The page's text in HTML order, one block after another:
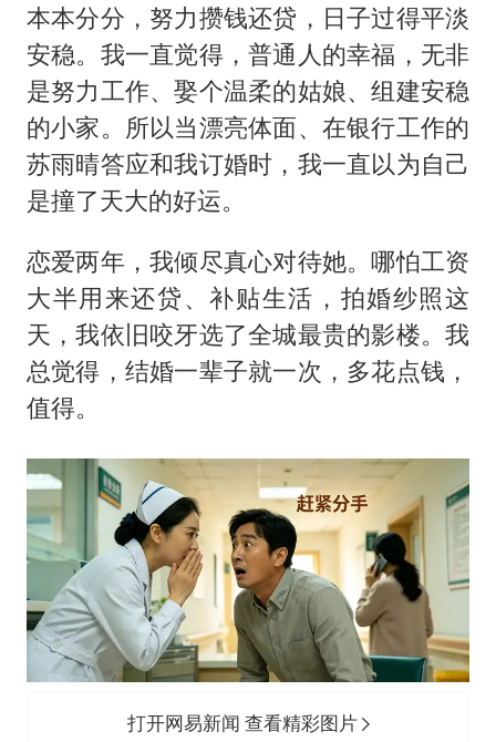
商场现钱学森巨幅海报 负责人回应
36岁男演员成景区NPC后人气爆棚
全民健身事业高质量发展
台当局重金为“台独”织“皇帝新衣”
夏日经济乘“热”而上 消费市场向“新”而行
乐享全民健身 共筑健康中国
本本分分，努力攒钱还贷，日子过得平淡
安稳。我一直觉得，普通人的幸福，无非
是努力工作、娶个温柔的姑娘、组建安稳
的小家。所以当漂亮体面、在银行工作的
苏雨晴答应和我订婚时，我一直以为自己
是撞了天大的好运。
恋爱两年，我倾尽真心对待她。哪怕工资
大半用来还贷、补贴生活，拍婚纱照这
天，我依旧咬牙选了全城最贵的影楼。我
总觉得，结婚一辈子就一次，多花点钱，
值得。
打开网易新闻 查看精彩图片